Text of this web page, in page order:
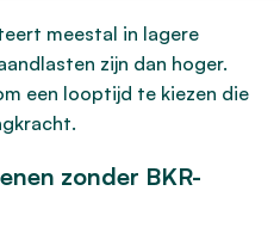
meestal in lagere
zijn dan hoger.
een looptijd te kiezen die
zonder BKR-